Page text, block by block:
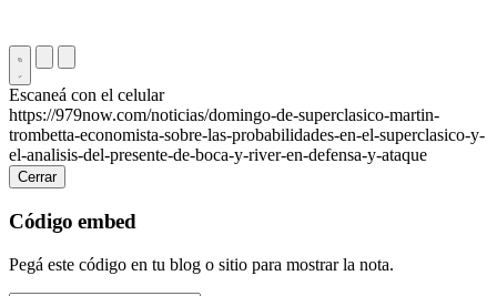
Escaneá con el celular
https://979now.com/noticias/domingo-de-superclasico-martin-
trombetta-economista-sobre-las-probabilidades-en-el-superclasico-y-
el-analisis-del-presente-de-boca-y-river-en-defensa-y-ataque
Cerrar
Código embed
Pegá este código en tu blog o sitio para mostrar la nota.